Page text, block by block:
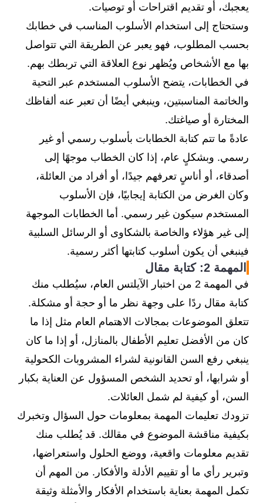
يعجبك، أو تقديم اقتراحات أو توصيات.
وستحتاج إلى استخدام الأسلوب المناسب في خطابك
بحسب المطلوب، فهو يعبر عن الطريقة التي تتواصل
بها مع الأشخاص ويُظهر نوع العلاقة التي تربطك بهم.
في الخطابات، يتضح الأسلوب المستخدم عبر التحية
والخاتمة المناسبتين، وينبغي أيضًا أن تعبر عنه ألفاظك
المختارة أو صياغتك.
عادةً ما تتم كتابة الخطابات بأسلوب رسمي أو غير
رسمي. وبشكلٍ عام، إذا كان الخطاب موجهًا إلى
أصدقاء، أو أناسٍ تعرفهم جيدًا، أو أفراد من العائلة،
وكان الغرض من الكتابة إيجابيًا، فإن الأسلوب
المستخدم سيكون غير رسمي. أما الخطابات الموجهة
إلى غير هؤلاء والخاصة بالشكاوى أو الرسائل السلبية
فينبغي أن يكون أسلوب كتابتها أكثر رسمية.
المهمة 2: كتابة مقال
في المهمة 2 من اختبار الآيلتس العام، سيُطلب منك
كتابة مقال ردًا على وجهة نظر ما أو حجة أو مشكلة.
تتعلق الموضوعات بمجالات الاهتمام العام مثل إذا ما
كان من الأفضل تعليم الأطفال بالمنازل، أو إذا ما كان
ينبغي رفع السن القانونية لشراء المشروبات الكحولية
أو شرابها، أو تحديد الشخص المسؤول عن العناية بكبار
السن، أو كيفية لم شمل العائلات.
تزودك تعليمات المهمة بمعلومات حول السؤال وتخبرك
بكيفية مناقشة الموضوع في مقالك. قد يُطلب منك
تقديم معلومات واقعية، ووضع الحلول واستعراضها،
وتبرير رأي ما أو تقييم الأدلة والأفكار. من المهم أن
تكمل المهمة بعناية باستخدام الأفكار والأمثلة وثيقة